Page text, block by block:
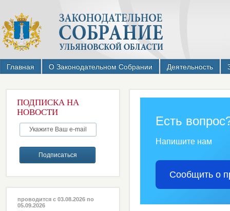
Главная О Законодательном Собрании Деятельность
ПОДПИСКА НА
НОВОСТИ
проводится с 03.08.2026 по
05.09.2026
Есть
Напишите нам
Сообщить о